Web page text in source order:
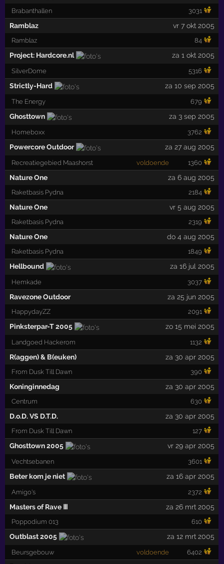
Brabanthallen 3031
Ramblaz vr 7 okt 2005
Ramblaz 84
Project: Hardcore.nl za 1 okt 2005
SilverDome 5316
Strictly-Hard za 10 sep 2005
The Energy 679
Ghosttown za 3 sep 2005
Homeboxx 3762
Powercore Outdoor za 27 aug 2005
Recreatiegebied Maashorst voldoende 1360
Nature One za 6 aug 2005
Raketbasis Pydna 2184
Nature One vr 5 aug 2005
Raketbasis Pydna 2319
Nature One do 4 aug 2005
Raketbasis Pydna 1849
Hellbound za 16 jul 2005
Hemkade 3037
Ravezone Outdoor za 25 jun 2005
HappydayZZ 2091
Pinksterpar-T 2005 zo 15 mei 2005
Landgoed Hackerom 1132
R(aggen) & B(euken) za 30 apr 2005
From Dusk Till Dawn 390
Koninginnedag za 30 apr 2005
Centrum 630
D.o.D. VS D.T.D. za 30 apr 2005
From Dusk Till Dawn 127
Ghosttown 2005 vr 29 apr 2005
Vechtsebanen 3601
Beter kom je niet za 16 apr 2005
Amigo's 2372
Masters of Rave Ⅲ za 26 mrt 2005
Poppodium 013 610
Outblast 2005 za 12 mrt 2005
Beursgebouw voldoende 6402